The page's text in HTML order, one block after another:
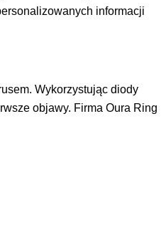
informacji
Wykorzystując diody
objawy. Firma Oura Ring